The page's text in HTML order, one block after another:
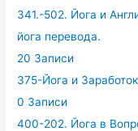
341.-502. Йога и
йога перевода.
20 Записи
375-Йога и
0 Записи
400-202. Йога в